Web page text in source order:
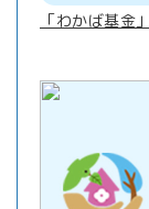
「わかば基金